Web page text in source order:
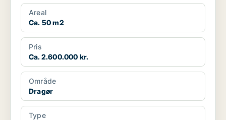
Areal
Ca. 50 m2
Pris
Ca. 2.600.000 kr.
Område
Dragør
Type